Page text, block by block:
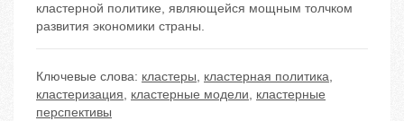
кластерной политике, являющейся мощным толчком
развития экономики страны.
Ключевые слова: кластеры, кластерная политика,
кластеризация, кластерные модели, кластерные
перспективы